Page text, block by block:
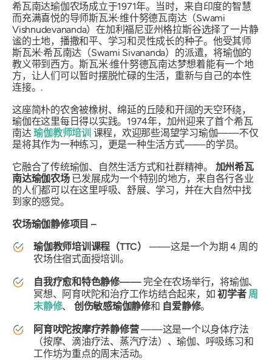
希瓦南达瑜伽农场成立于1971年。当时，来自印度的智慧
而充满喜悦的导师斯瓦米·维什努德瓦南达（Swami
Vishnudevananda）在加利福尼亚州格拉斯谷选择了一片静
谧的土地，播撒和平、学习和灵性成长的种子。他受其师
斯瓦米·希瓦南达（Swami Sivananda）的派遣，将瑜伽的
教义带到西方。斯瓦米·维什努德瓦南达梦想着能有一个地
方，让人们可以暂时摆脱忙碌的生活，重新与自己的本性
连接。.
这座简朴的农舍被橡树、绵延的丘陵和开阔的天空环绕，
瑜伽在这里每日得以实践。1974年，加州迎来了首个希瓦
南达瑜伽教师培训 课程，欢迎那些渴望学习瑜伽——不仅
是将其作为一种练习，更是一种生活方式——的学员。
它融合了传统瑜伽、自然生活方式和社群精神。 加州希瓦
南达瑜伽农场已发展成为一个特别的地方，来自各行各业
的人们都可以在这里呼吸、舒展、学习，并在大自然中找
到家的感觉。
农场瑜伽静修项目 –
瑜伽教师培训课程（TTC）
——这是一个为期 4 周的
农场住宿式面授培训。
自我疗愈和特色静修—— 完全在农场举行，将瑜伽、
冥想、阿育吠陀和治疗工作坊结合起来，如初学者 周
末静修、 创伤敏感瑜伽静修和 自爱静修。
阿育吠陀按摩疗养静修营——这是一个以身体疗法
（按摩、滴油疗法、蒸汽疗法）、瑜伽、呼吸练习和
工作坊为重点的周末活动。